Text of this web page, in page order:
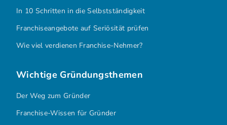
In 10 Schritten in die Selbstständigkeit
Franchiseangebote auf Seriösität prüfen
Wie viel verdienen Franchise-Nehmer?
Wichtige Gründungsthemen
Der Weg zum Gründer
Franchise-Wissen für Gründer